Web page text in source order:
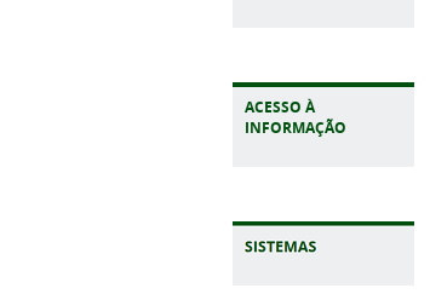
ACESSO À
INFORMAÇÃO